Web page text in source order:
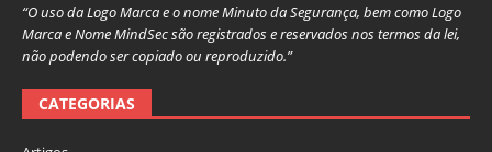
“O uso da Logo Marca e o nome Minuto da Segurança, bem como Logo
Marca e Nome MindSec são registrados e reservados nos termos da lei,
não podendo ser copiado ou reproduzido.”
CATEGORIAS